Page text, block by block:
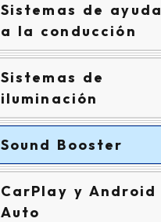
Sistemas de ayuda
a la conducción
Sistemas de
iluminación
Sound Booster
CarPlay y Android
Auto